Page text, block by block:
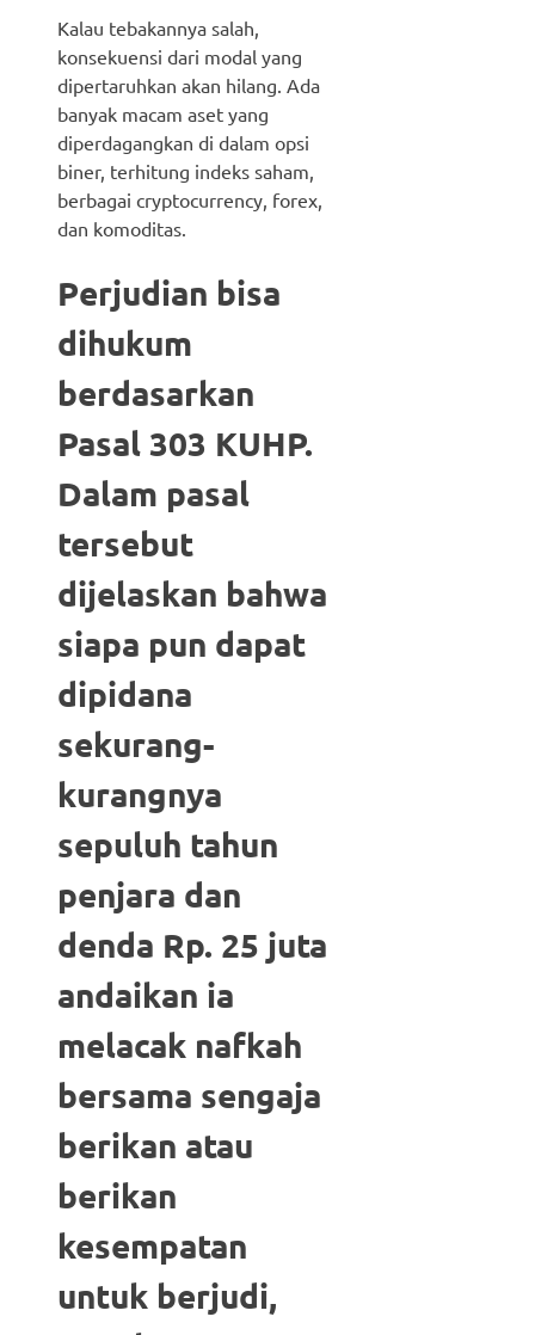
Kalau tebakannya salah,
konsekuensi dari modal yang
dipertaruhkan akan hilang. Ada
banyak macam aset yang
diperdagangkan di dalam opsi
biner, terhitung indeks saham,
berbagai cryptocurrency, forex,
dan komoditas.
Perjudian bisa
dihukum
berdasarkan
Pasal 303 KUHP.
Dalam pasal
tersebut
dijelaskan bahwa
siapa pun dapat
dipidana
sekurang-
kurangnya
sepuluh tahun
penjara dan
denda Rp. 25 juta
andaikan ia
melacak nafkah
bersama sengaja
berikan atau
berikan
kesempatan
untuk berjudi,